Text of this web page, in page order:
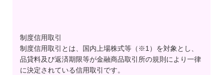
制度信用取引
制度信用取引とは、国内上場株式等（※1）を対象とし、
品貸料及び返済期限等が金融商品取引所の規則により一律
に決定されている信用取引です。